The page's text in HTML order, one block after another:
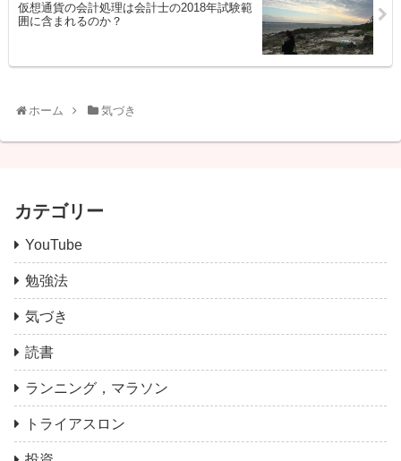
仮想通貨の会計処理は会計士の2018年試験範
囲に含まれるのか？
ホーム 気づき
カテゴリー
YouTube
勉強法
気づき
読書
ランニング，マラソン
トライアスロン